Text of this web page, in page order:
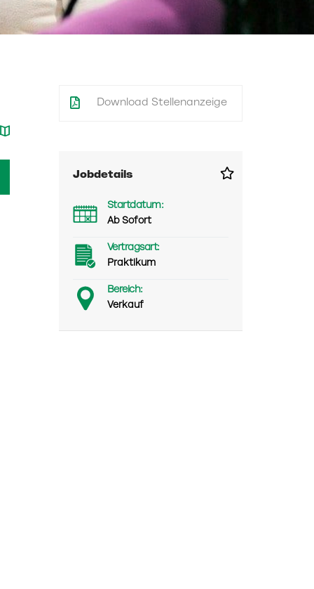
Download Stellenanzeige
Jobdetails
Startdatum:
Ab Sofort
Vertragsart:
Praktikum
Bereich:
Verkauf